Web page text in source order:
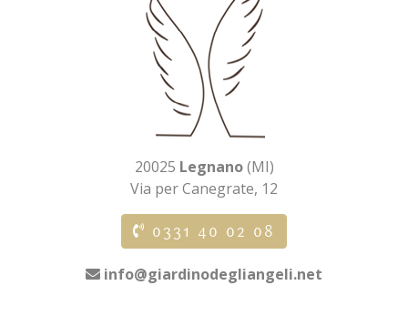
20025 Legnano(MI)
Via per Canegrate, 12
0331 40 02 08
info@giardinodegliangeli.net